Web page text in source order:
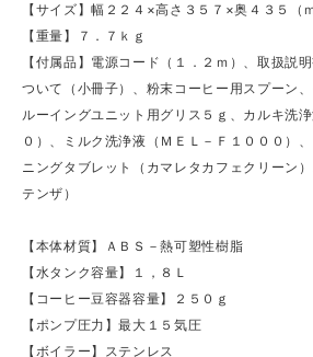
【サイズ】幅２２４×高さ３５７×奥４３５（
【重量】７．７ｋｇ
【付属品】電源コード（１．２ｍ）、取扱説
ついて（小冊子）、粉末コーヒー用スプーン
ルーイングユニット用グリス５ｇ、カルキ洗
０）、ミルク洗浄液（ＭＥＬ－Ｆ１０００）
ニングタブレット（カマレタカフェクリーン
テンザ）
【本体材質】ＡＢＳ－熱可塑性樹脂
【水タンク容量】１，８Ｌ
【コーヒー豆容器容量】２５０ｇ
【ポンプ圧力】最大１５気圧
【ボイラー】ステンレス